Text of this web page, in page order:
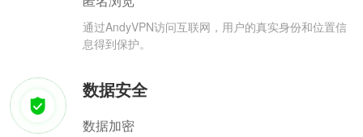
通过AndyVPN访问互联网，用户的真实身份和位置信
息得到保护。
数据安全
数据加密